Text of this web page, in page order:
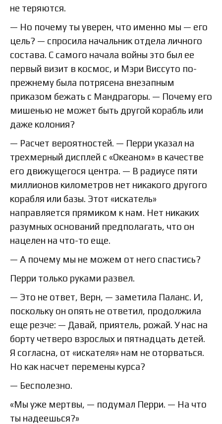
не теряются.
— Но почему ты уверен, что именно мы — его
цель? — спросила начальник отдела личного
состава. С самого начала войны это был ее
первый визит в космос, и Мэри Виссуто по-
прежнему была потрясена внезапным
приказом бежать с Мандрагоры. — Почему его
мишенью не может быть другой корабль или
даже колония?
— Расчет вероятностей. — Перри указал на
трехмерный дисплей с «Океаном» в качестве
его движущегося центра. — В радиусе пяти
миллионов километров нет никакого другого
корабля или базы. Этот «искатель»
направляется прямиком к нам. Нет никаких
разумных оснований предполагать, что он
нацелен на что-то еще.
— А почему мы не можем от него спастись?
Перри только руками развел.
— Это не ответ, Верн, — заметила Паланс. И,
поскольку он опять не ответил, продолжила
еще резче: — Давай, приятель, рожай. У нас на
борту четверо взрослых и пятнадцать детей.
Я согласна, от «искателя» нам не оторваться.
Но как насчет перемены курса?
— Бесполезно.
«Мы уже мертвы, — подумал Перри. — На что
ты надеешься?»